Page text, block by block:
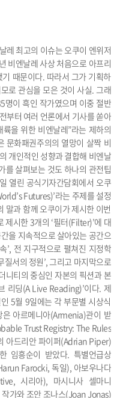
레 최고의 이슈는 오쿠이 엔위저
비엔날레 사상 처음으로 아프리
때문이다. 따라서 그가 기획하
로 관심을 모은 것이 사실. 그래
명이 흑인 작가였으며 이중 절반
부터 여러 언론에서 기사를 쏟아
을 위한 비엔날레”라는 제하의
문화패권주의의 열망이 살짝 비
개인적인 성향과 결합해 비엔날
를 살펴보는 것도 하나의 관전팁
열린 공식기자간담회에서 오쿠
Futures)’라는 주제를 설정
말과 함께 오쿠이가 제시한 이번
제시한 3개의 ‘필터(Filter)’에 대
을 지속적으로 살아있는 공간으
’, 전 지구적으로 펼쳐진 지정학
질서의 정원’, 그리고 마지막으로
니티의 중심인 자본의 픽션과 본
리딩(A Live Reading)’이다. 제
5월 9일에는 각 부문별 시상식
아르메니아(Armenia)관이 받
Trust Registry: The Rules
아드리안 파이퍼(Adrian Piper)
임흥순이 받았다. 특별언급상
Farocki, 독일), 아보우나다
시리아), 마시니사 셀마니
가와 조안 조나스(Joan Jonas)